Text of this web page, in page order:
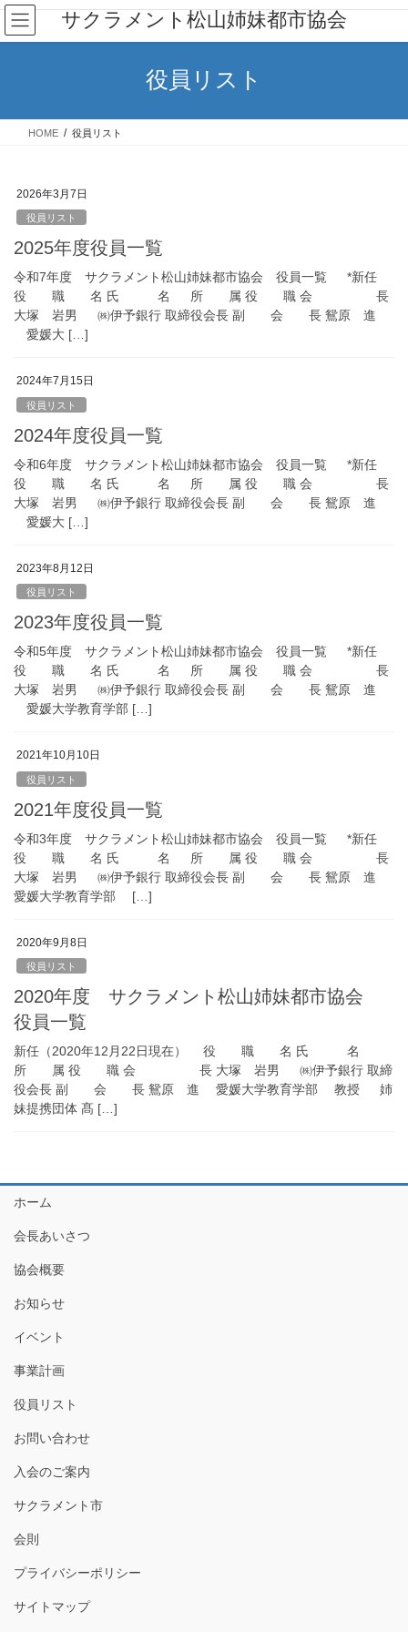
コ
ン
テ
ス
ナ
ビ
ゲ
ン
サクラメント松山姉妹都市協会
役員リスト
HOME 役員リスト
2026年3月7日
役員リスト
2025年度役員一覧
令和7年度 サクラメント松山姉妹都市協会 役員一覧 *新任
役 職 名 氏 名 所 属 役 職 会 長
大塚 岩男 ㈱伊予銀行 取締役会長 副 会 長 鴛原 進
愛媛大 […]
2024年7月15日
役員リスト
2024年度役員一覧
令和6年度 サクラメント松山姉妹都市協会 役員一覧 *新任
役 職 名 氏 名 所 属 役 職 会 長
大塚 岩男 ㈱伊予銀行 取締役会長 副 会 長 鴛原 進
愛媛大 […]
2023年8月12日
役員リスト
2023年度役員一覧
令和5年度 サクラメント松山姉妹都市協会 役員一覧 *新任
役 職 名 氏 名 所 属 役 職 会 長
大塚 岩男 ㈱伊予銀行 取締役会長 副 会 長 鴛原 進
愛媛大学教育学部 […]
2021年10月10日
役員リスト
2021年度役員一覧
令和3年度 サクラメント松山姉妹都市協会 役員一覧 *新任
役 職 名 氏 名 所 属 役 職 会 長
大塚 岩男 ㈱伊予銀行 取締役会長 副 会 長 鴛原 進
愛媛大学教育学部 […]
2020年9月8日
役員リスト
2020年度 サクラメント松山姉妹都市協会
役員一覧
新任（2020年12月22日現在） 役 職 名 氏 名
所 属 役 職 会 長 大塚 岩男 ㈱伊予銀行 取締
役会長 副 会 長 鴛原 進 愛媛大学教育学部 教授 姉
妹提携団体 髙 […]
ホーム
会長あいさつ
協会概要
お知らせ
イベント
事業計画
役員リスト
お問い合わせ
入会のご案内
サクラメント市
会則
プライバシーポリシー
サイトマップ